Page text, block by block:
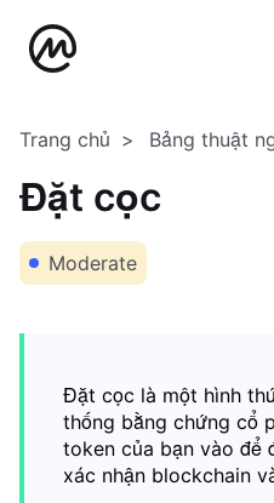
Trang chủ Bảng thuật
Đặt cọc
Moderate
Đặt cọc là một hình
thống bằng chứng cổ
token của bạn vào để
xác nhận blockchain